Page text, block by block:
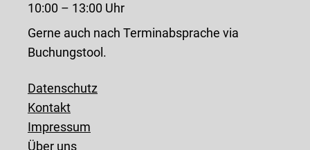
10:00 – 13:00 Uhr
Gerne auch nach Terminabsprache via
Buchungstool.
Datenschutz
Kontakt
Impressum
Über uns